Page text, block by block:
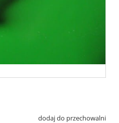
dodaj do przechowalni